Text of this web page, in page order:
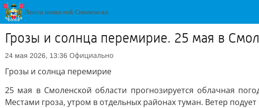
Грозы и солнца перемирие. 25 мая в
24 мая 2026, 13:36 Официально
Грозы и солнца перемирие
25 мая в Смоленской области прогнозируется облачная
Местами гроза, утром в отдельных районах туман. Ветер